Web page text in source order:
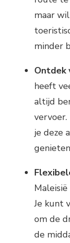
maar
minder
Ontdek
heeft
altijd
je deze
Je kunt
om de
de